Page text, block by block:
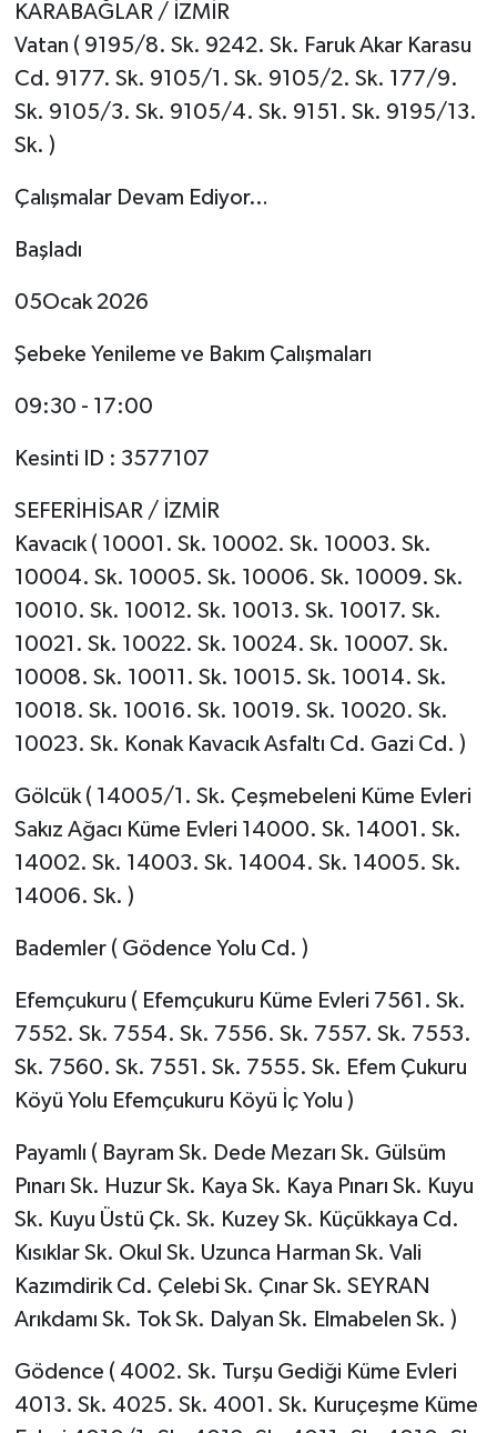
KARABAĞLAR / İZMİR
Vatan ( 9195/8. Sk. 9242. Sk. Faruk Akar Karasu
Cd. 9177. Sk. 9105/1. Sk. 9105/2. Sk. 177/9.
Sk. 9105/3. Sk. 9105/4. Sk. 9151. Sk. 9195/13.
Sk. )
Çalışmalar Devam Ediyor…
Başladı
05Ocak 2026
Şebeke Yenileme ve Bakım Çalışmaları
09:30 - 17:00
Kesinti ID : 3577107
SEFERİHİSAR / İZMİR
Kavacık ( 10001. Sk. 10002. Sk. 10003. Sk.
10004. Sk. 10005. Sk. 10006. Sk. 10009. Sk.
10010. Sk. 10012. Sk. 10013. Sk. 10017. Sk.
10021. Sk. 10022. Sk. 10024. Sk. 10007. Sk.
10008. Sk. 10011. Sk. 10015. Sk. 10014. Sk.
10018. Sk. 10016. Sk. 10019. Sk. 10020. Sk.
10023. Sk. Konak Kavacık Asfaltı Cd. Gazi Cd. )
Gölcük ( 14005/1. Sk. Çeşmebeleni Küme Evleri
Sakız Ağacı Küme Evleri 14000. Sk. 14001. Sk.
14002. Sk. 14003. Sk. 14004. Sk. 14005. Sk.
14006. Sk. )
Bademler ( Gödence Yolu Cd. )
Efemçukuru ( Efemçukuru Küme Evleri 7561. Sk.
7552. Sk. 7554. Sk. 7556. Sk. 7557. Sk. 7553.
Sk. 7560. Sk. 7551. Sk. 7555. Sk. Efem Çukuru
Köyü Yolu Efemçukuru Köyü İç Yolu )
Payamlı ( Bayram Sk. Dede Mezarı Sk. Gülsüm
Pınarı Sk. Huzur Sk. Kaya Sk. Kaya Pınarı Sk. Kuyu
Sk. Kuyu Üstü Çk. Sk. Kuzey Sk. Küçükkaya Cd.
Kısıklar Sk. Okul Sk. Uzunca Harman Sk. Vali
Kazımdirik Cd. Çelebi Sk. Çınar Sk. SEYRAN
Arıkdamı Sk. Tok Sk. Dalyan Sk. Elmabelen Sk. )
Gödence ( 4002. Sk. Turşu Gediği Küme Evleri
4013. Sk. 4025. Sk. 4001. Sk. Kuruçeşme Küme